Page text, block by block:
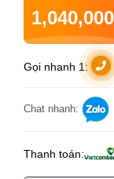
1,040,000
Gọi nhanh 1:
Chat nhanh:
Thanh toán: